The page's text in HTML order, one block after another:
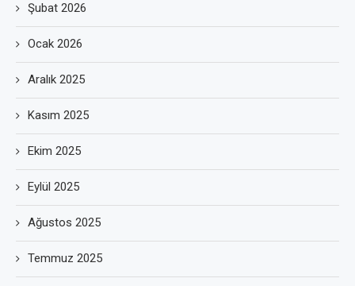
Şubat 2026
Ocak 2026
Aralık 2025
Kasım 2025
Ekim 2025
Eylül 2025
Ağustos 2025
Temmuz 2025